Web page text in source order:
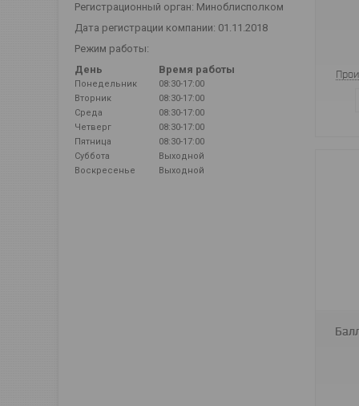
Регистрационный орган: Миноблисполком
Дата регистрации компании: 01.11.2018
Режим работы:
День
Время работы
Понедельник
08:30-17:00
Вторник
08:30-17:00
Среда
08:30-17:00
Четверг
08:30-17:00
Пятница
08:30-17:00
Суббота
Выходной
Воскресенье
Выходной